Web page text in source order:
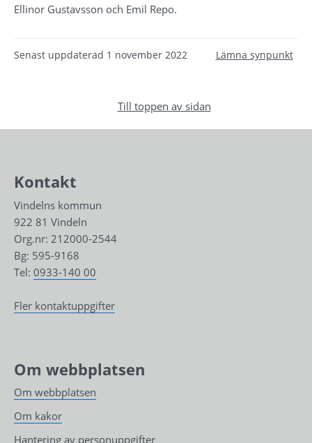
Ellinor Gustavsson och Emil Repo.
Senast uppdaterad 1 november 2022 Lämna synpunkt
Till toppen av sidan
Kontakt
Vindelns kommun
922 81 Vindeln
Org.nr: 212000-2544
Bg: 595-9168
Tel: 0933-140 00
Fler kontaktuppgifter
Om webbplatsen
Om webbplatsen
Om kakor
Hantering av personuppgifter